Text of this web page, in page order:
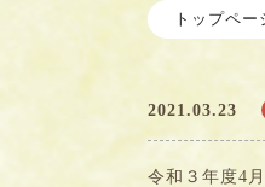
トップペー
2021.03.23
令和３年度4